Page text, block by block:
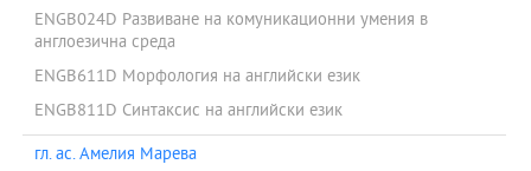
ENGB024D Развиване на комуникационни умения в
англоезична среда
ENGB611D Морфология на английски език
ENGB811D Синтаксис на английски език
гл. ас. Амелия Марева